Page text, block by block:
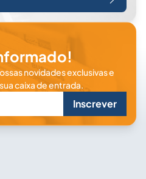
novidades exclusivas e
caixa de entrada.
Inscrever